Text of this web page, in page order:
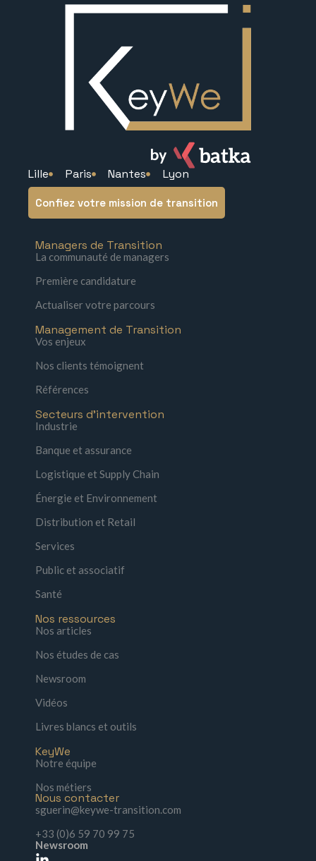
Lille Paris Nantes Lyon
Confiez votre mission de transition
Managers de Transition
La communauté de managers
Première candidature
Actualiser votre parcours
Management de Transition
Vos enjeux
Nos clients témoignent
Références
Secteurs d'intervention
Industrie
Banque et assurance
Logistique et Supply Chain
Énergie et Environnement
Distribution et Retail
Services
Public et associatif
Santé
Nos ressources
Nos articles
Nos études de cas
Newsroom
Vidéos
Livres blancs et outils
KeyWe
Notre équipe
Nos métiers
Nous contacter
sguerin@keywe-transition.com
+33 (0)6 59 70 99 75
Newsroom